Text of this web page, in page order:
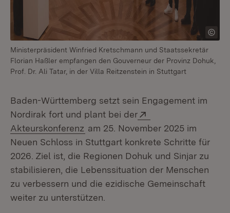
Ministerpräsident Winfried Kretschmann und Staatssekretär
Florian Haßler empfangen den Gouverneur der Provinz Dohuk,
Prof. Dr. Ali Tatar, in der Villa Reitzenstein in Stuttgart
Baden-Württemberg setzt sein Engagement im
Nordirak fort und plant bei der
Akteurskonferenz (Öffnet in neuem Fenster)
am 25. November 2025 im
Neuen Schloss in Stuttgart konkrete Schritte für
2026. Ziel ist, die Regionen Dohuk und Sinjar zu
stabilisieren, die Lebenssituation der Menschen
zu verbessern und die ezidische Gemeinschaft
weiter zu unterstützen.